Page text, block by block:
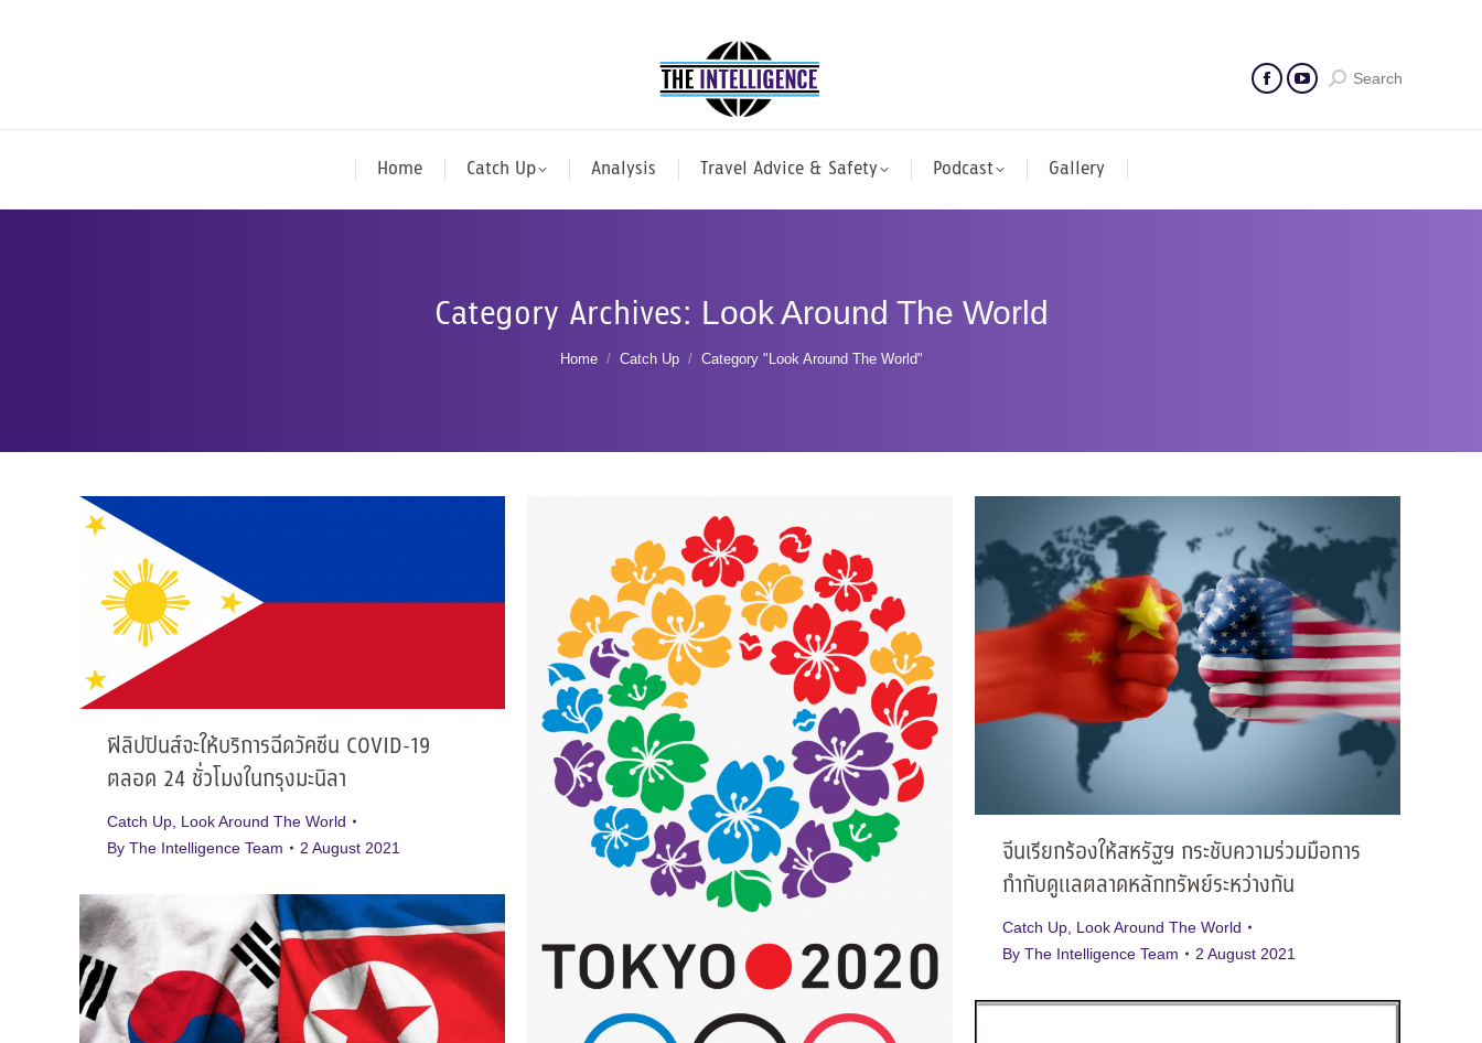
Search
Home Catch Up Analysis Travel Advice & Safety Podcast Gallery
Category Archives: Look Around The World
You are here:
Home Catch Up Category "Look Around The World"
ฟิลิปปินส์จะให้บริการฉีดวัคซีน COVID-19
ตลอด 24 ชั่วโมงในกรุงมะนิลา
Catch Up Look Around The World
By The Intelligence Team 2 August 2021
จีนเรียกร้องให้สหรัฐฯ กระชับความร่วมมือการ
กำกับดูแลตลาดหลักทรัพย์ระหว่างกัน
Catch Up Look Around The World
By The Intelligence Team 2 August 2021